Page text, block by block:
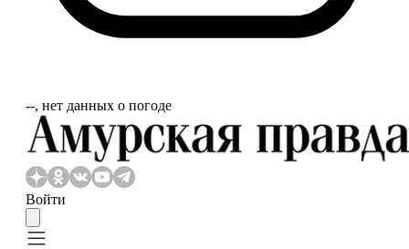
‐‐, нет данных о погоде
Войти